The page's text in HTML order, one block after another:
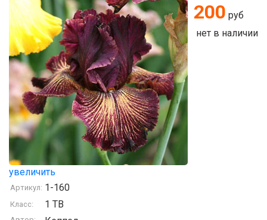
увеличить
200 руб
нет в наличии
Артикул: 1-160
Класс: 1 TB